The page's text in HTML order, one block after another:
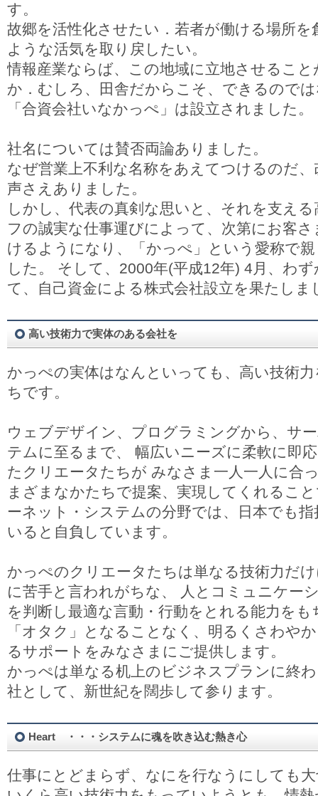
す。
故郷を活性化させたい．若者が働ける場所
ような活気を取り戻したい。
情報産業ならば、この地域に立地させるこ
か．むしろ、田舎だからこそ、できるので
「合資会社いなかっぺ」は設立されました。
社名については賛否両論ありました。
なぜ営業上不利な名称をあえてつけるのだ
声さえありました。
しかし、代表の真剣な思いと、それを支え
フの誠実な仕事運びによって、次第にお客
けるようになり、「かっぺ」という愛称で
した。 そして、2000年(平成12年) 4月、わ
て、自己資金による株式会社設立を果たしま
高い技術力で実体のある会社を
かっぺの実体はなんといっても、高い技術
ちです。
ウェブデザイン、プログラミングから、サ
テムに至るまで、 幅広いニーズに柔軟に即
たクリエータたちが みなさま一人一人に合
まざまなかたちで提案、実現してくれるこ
ーネット・システムの分野では、日本でも
いると自負しています。
かっぺのクリエータたちは単なる技術力だ
に苦手と言われがちな、 人とコミュニケー
を判断し最適な言動・行動をとれる能力を
「オタク」となることなく、明るくさわや
るサポートをみなさまにご提供します。
かっぺは単なる机上のビジネスプランに終
社として、新世紀を闊歩して参ります。
Heart ・・・システムに魂を吹き込む熱き心
仕事にとどまらず、なにを行なうにしても